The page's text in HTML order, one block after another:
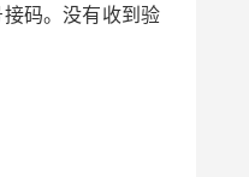
码。没有收到验